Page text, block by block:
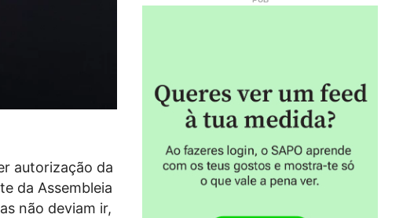
autorização da
da Assembleia
não deviam ir,